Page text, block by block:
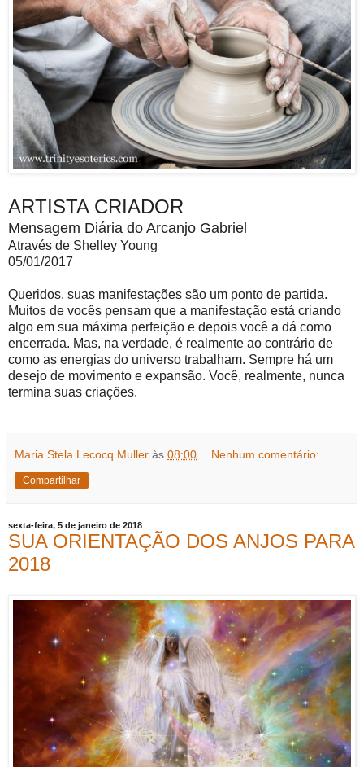
ARTISTA CRIADOR
Mensagem Diária do Arcanjo Gabriel
Através de Shelley Young
05/01/2017
Queridos, suas manifestações são um ponto de partida.
Muitos de vocês pensam que a manifestação está criando
algo em sua máxima perfeição e depois você a dá como
encerrada. Mas, na verdade, é realmente ao contrário de
como as energias do universo trabalham. Sempre há um
desejo de movimento e expansão. Você, realmente, nunca
termina suas criações.
Maria Stela Lecocq Muller às 08:00 Nenhum comentário:
Compartilhar
sexta-feira, 5 de janeiro de 2018
SUA ORIENTAÇÃO DOS ANJOS PARA
2018